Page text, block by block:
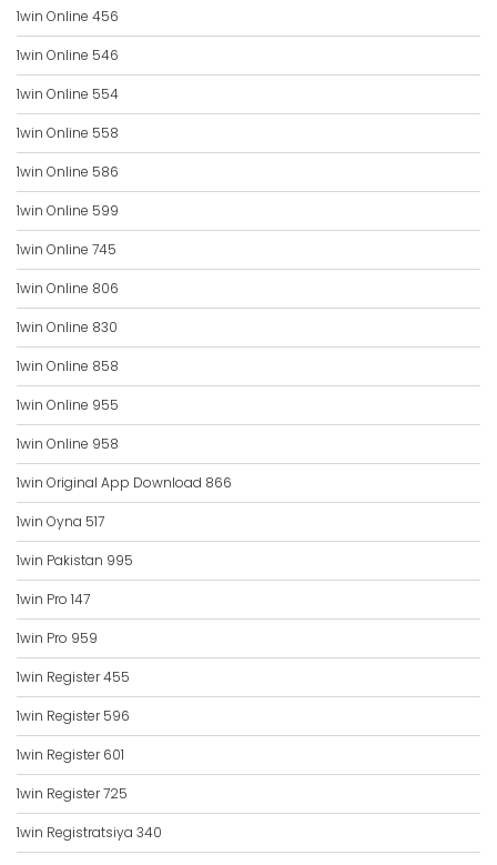
1win Online 456
1win Online 546
1win Online 554
1win Online 558
1win Online 586
1win Online 599
1win Online 745
1win Online 806
1win Online 830
1win Online 858
1win Online 955
1win Online 958
1win Original App Download 866
1win Oyna 517
1win Pakistan 995
1win Pro 147
1win Pro 959
1win Register 455
1win Register 596
1win Register 601
1win Register 725
1win Registratsiya 340